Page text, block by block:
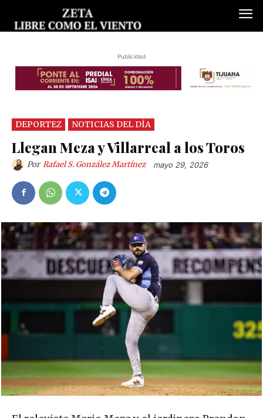
Publicidad
DEPORTEZ NOTICIAS DEL DÍA
Llegan Meza y Villarreal a los Toros
Por Rafael S. González Martínez mayo 29, 2026